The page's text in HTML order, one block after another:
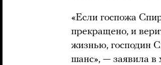
«Если госпожа
прекращено, и
жизнью, господин
шанс», — заявила в